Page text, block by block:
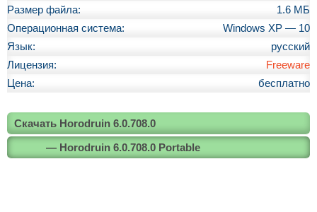
Размер файла:
1.6 МБ
Операционная система:
Windows XP — 10
Язык:
русский
Лицензия:
Freeware
Цена:
бесплатно
Скачать Horodruin 6.0.708.0
— Horodruin 6.0.708.0 Portable